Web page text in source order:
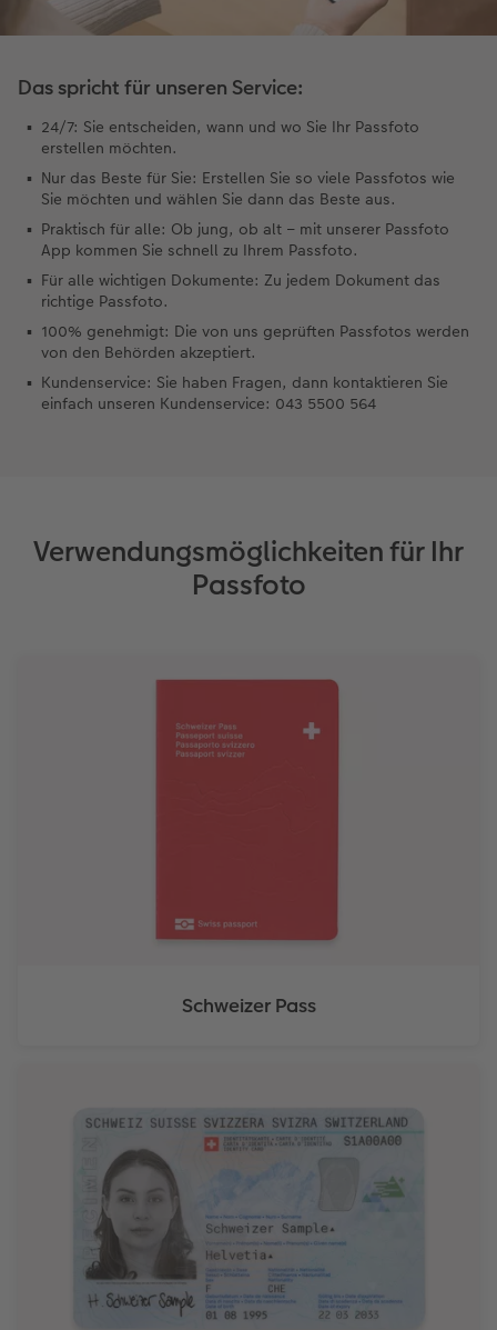
Das spricht für unseren Service:
24/7: Sie entscheiden, wann und wo Sie Ihr Passfoto
erstellen möchten.
Nur das Beste für Sie: Erstellen Sie so viele Passfotos wie
Sie möchten und wählen Sie dann das Beste aus.
Praktisch für alle: Ob jung, ob alt – mit unserer Passfoto
App kommen Sie schnell zu Ihrem Passfoto.
Für alle wichtigen Dokumente: Zu jedem Dokument das
richtige Passfoto.
100% genehmigt: Die von uns geprüften Passfotos werden
von den Behörden akzeptiert.
Kundenservice: Sie haben Fragen, dann kontaktieren Sie
einfach unseren Kundenservice: 043 5500 564
Verwendungsmöglichkeiten für Ihr
Passfoto
Schweizer Pass